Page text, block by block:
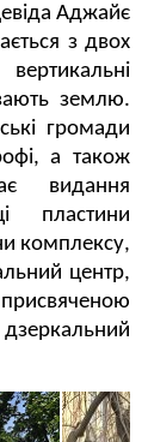
Аджайє
з двох
землю.
громади
а також
видання
пластини
комплексу,
центр,